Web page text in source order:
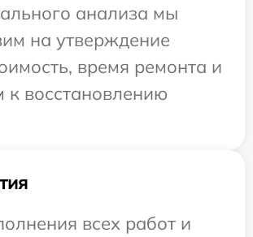
анализа мы
на утверждение
время ремонта и
к восстановлению
всех работ и